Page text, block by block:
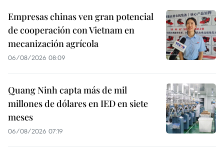
Empresas chinas ven gran potencial
de cooperación con Vietnam en
mecanización agrícola
06/08/2026 08:09
Quang Ninh capta más de mil
millones de dólares en IED en siete
meses
06/08/2026 07:19